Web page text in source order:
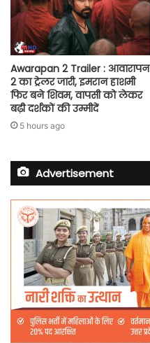
Awarapan 2 Trailer : आवारापन
2 का ट्रेलर जारी, इमरान हाशमी
फिर बने शिवम, वापसी को लेकर
बढ़ी दर्शकों की उम्मीदें
5 hours ago
Advertisement